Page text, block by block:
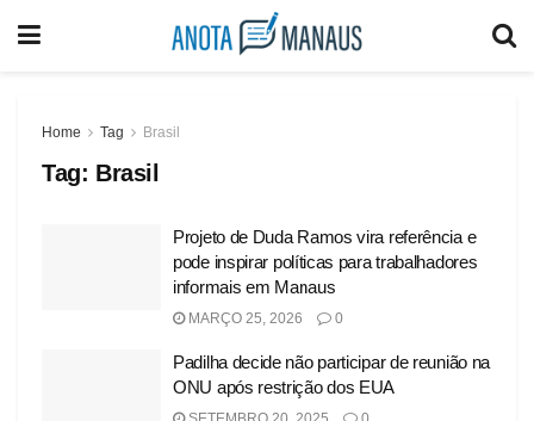
Home Tag Brasil
Tag: Brasil
Projeto de Duda Ramos vira referência e
pode inspirar políticas para trabalhadores
informais em Manaus
MARÇO 25, 2026 0
Padilha decide não participar de reunião na
ONU após restrição dos EUA